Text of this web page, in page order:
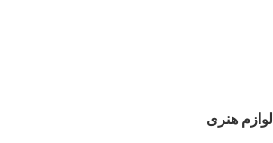
لوازم هنری